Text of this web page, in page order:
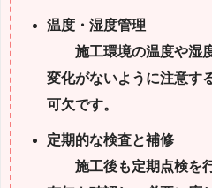
温度・湿度管理
施工環境の温度や湿
変化がないように注意す
可欠です。
定期的な検査と補修
施工後も定期点検を